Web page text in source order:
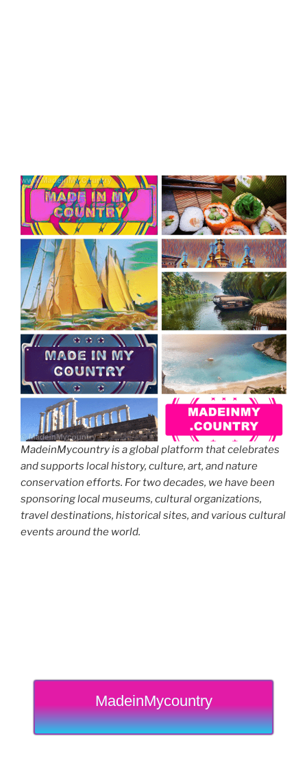
MadeinMycountry is a global platform that celebrates
and supports local history, culture, art, and nature
conservation efforts. For two decades, we have been
sponsoring local museums, cultural organizations,
travel destinations, historical sites, and various cultural
events around the world.
MadeinMycountry